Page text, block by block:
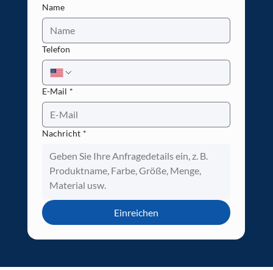
Name
Telefon
E-Mail *
Nachricht *
Einreichen